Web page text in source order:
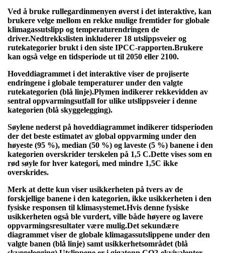
Ved å bruke rullegardinmenyen øverst i det interaktive, kan
brukere velge mellom en rekke mulige fremtider for globale
klimagassutslipp og temperaturendringen de
driver.Nedtrekkslisten inkluderer 18 utslippsveier og
rutekategorier brukt i den siste IPCC-rapporten.Brukere
kan også velge en tidsperiode ut til 2050 eller 2100.
Hoveddiagrammet i det interaktive viser de projiserte
endringene i globale temperaturer under den valgte
rutekategorien (blå linje).Plymen indikerer rekkevidden av
sentral oppvarmingsutfall for ulike utslippsveier i denne
kategorien (blå skyggelegging).
Søylene nederst på hoveddiagrammet indikerer tidsperioden
der det beste estimatet av global oppvarming under den
høyeste (95 %), median (50 %) og laveste (5 %) banene i den
kategorien overskrider terskelen på 1,5 C.Dette vises som en
rød søyle for hver kategori, med mindre 1,5C ikke
overskrides.
Merk at dette kun viser usikkerheten på tvers av de
forskjellige banene i den kategorien, ikke usikkerheten i den
fysiske responsen til klimasystemet.Hvis denne fysiske
usikkerheten også ble vurdert, ville både høyere og lavere
oppvarmingsresultater være mulig.Det sekundære
diagrammet viser de globale klimagassutslippene under den
valgte banen (blå linje) samt usikkerhetsområdet (blå